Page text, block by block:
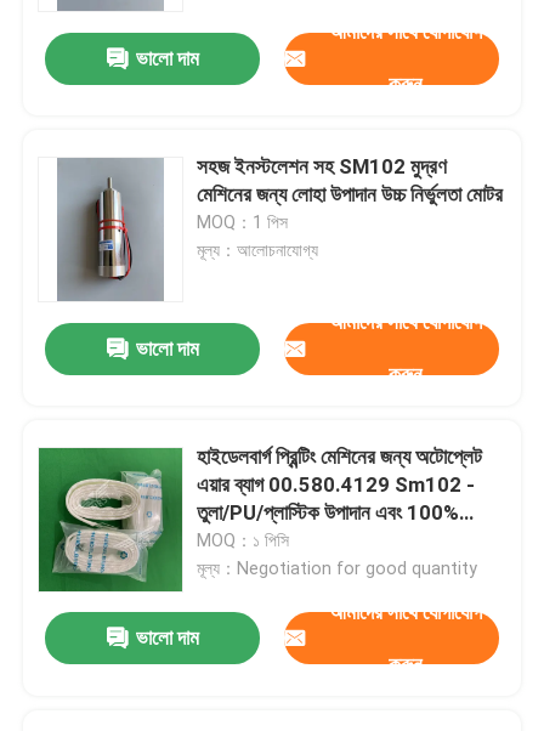
হাইডেলবার্গ মোটরস
Wash Up Blades
অফসেট মেশিন খুচরা যন্ত্রাংশ
প্রিন্টিং মেশিন বিয়ারিং
অফসেট প্রেস অংশ
অফসেট প্রিন্টিং স্পেয়ার
ভাঁজ মেশিন খুচরা যন্ত্রাংশ
কালি নালী শেষ ব্লক
ভালো দাম
আমাদের সাথে যোগাযোগ
করুন
সহজ ইনস্টলেশন সহ SM102 মুদ্রণ
মেশিনের জন্য লোহা উপাদান উচ্চ নির্ভুলতা মোটর
MOQ：1 পিস
মূল্য：আলোচনাযোগ্য
ভালো দাম
আমাদের সাথে যোগাযোগ
করুন
হাইডেলবার্গ প্রিন্টিং মেশিনের জন্য অটোপ্লেট
এয়ার ব্যাগ 00.580.4129 Sm102 -
তুলা/PU/প্লাস্টিক উপাদান এবং 100%
গুণমানের নিশ্চয়তা
MOQ：১ পিসি
মূল্য：Negotiation for good quantity
ভালো দাম
আমাদের সাথে যোগাযোগ
করুন